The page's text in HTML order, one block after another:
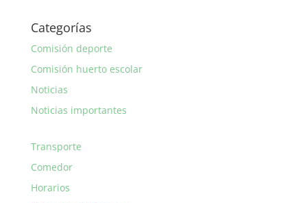
Categorías
Comisión deporte
Comisión huerto escolar
Noticias
Noticias importantes
Transporte
Comedor
Horarios